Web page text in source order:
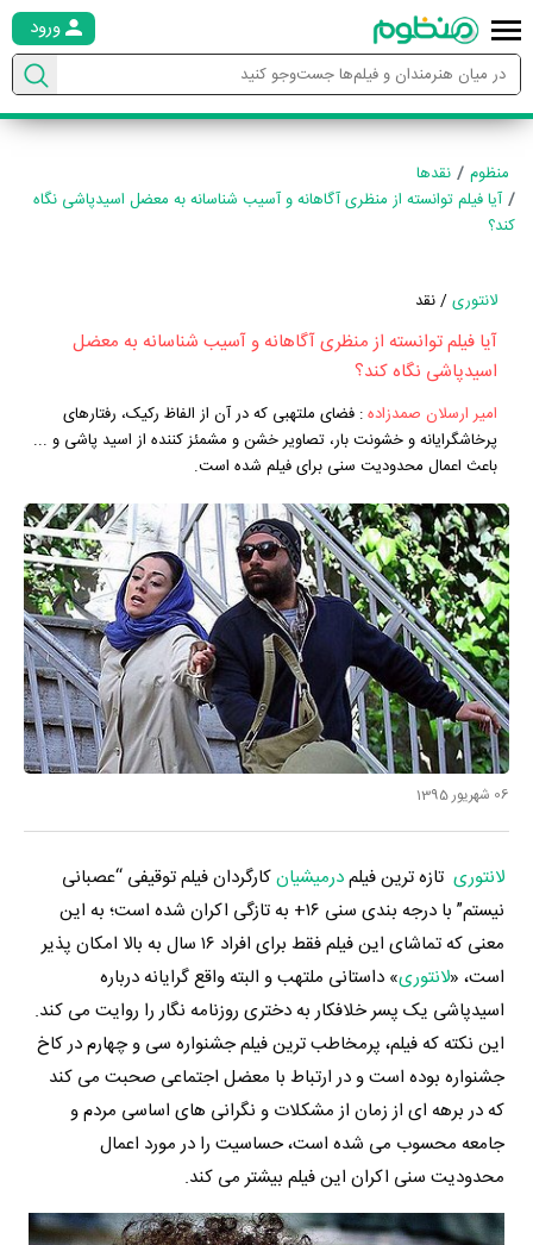
ورود
منظوم
نقدها
آیا فیلم توانسته از منظری آگاهانه و آسیب شناسانه به معضل اسیدپاشی نگاه
کند؟
لانتوری/ نقد
آیا فیلم توانسته از منظری آگاهانه و آسیب شناسانه به معضل
اسیدپاشی نگاه کند؟
امیر ارسلان صمدزاده: فضای ملتهبی که در آن از الفاظ رکیک، رفتارهای
پرخاشگرایانه و خشونت بار، تصاویر خشن و مشمئز کننده از اسید پاشی و ...
باعث اعمال محدودیت سنی برای فیلم شده است.
06 شهریور 1395
لانتوری تازه ترین فیلمدرمیشیانکارگردان فیلم توقیفی “عصبانی
نیستم” با درجه بندی سنی ۱۶+ به تازگی اکران شده است؛ به این
معنی که تماشای این فیلم فقط برای افراد ۱۶ سال به بالا امکان پذیر
است، «لانتوری» داستانی ملتهب و البته واقع گرایانه درباره
اسیدپاشی یک پسر خلافکار به دختری روزنامه نگار را روایت می کند.
این نکته که فیلم، پرمخاطب ترین فیلم جشنواره سی و چهارم در کاخ
جشنواره بوده است و در ارتباط با معضل اجتماعی صحبت می کند
که در برهه ای از زمان از مشکلات و نگرانی های اساسی مردم و
جامعه محسوب می شده است، حساسیت را در مورد اعمال
محدودیت سنی اکران این فیلم بیشتر می کند.